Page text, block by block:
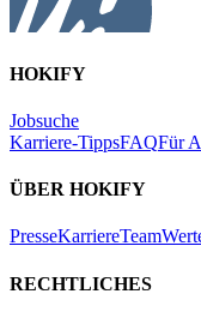
HOKIFY
Jobsuche
Karriere-TippsFAQFür
ÜBER HOKIFY
PresseKarriereTeam
RECHTLICHES